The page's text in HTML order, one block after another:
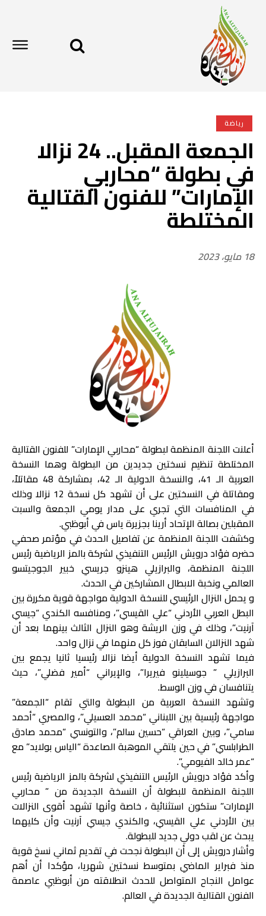
رياضة
الجمعة المقبل.. 24 نزالا
في بطولة “محاربي
الإمارات” للفنون القتالية
المختلطة
18 مايو، 2023
أعلنت اللجنة المنظمة لبطولة “محاربي الإمارات” للفنون القتالية
المختلطة تنظيم نسختين جديدين من البطولة وهما النسخة
العربية الـ 41، والنسخة الدولية الـ 42، بمشاركة 48 مقاتلاً،
ومقاتلة في النسختين على أن تشهد كل نسخة 12 نزالا وذلك
في المنافسات التي تجري على مدار يومي الجمعة والسبت
المقبلين بصالة الإتحاد أرينا بجزيرة ياس في أبوظبي.
وكشفت اللجنة المنظمة عن تفاصيل الحدث في مؤتمر صحفي
حضره فؤاد درويش الرئيس التنفيذي لشركة بالمز الرياضية رئيس
اللجنة المنظمة، والبرازيلي هينزو جريسي خبير الجوجيتسو
العالمي ونخبة الابطال المشاركين في الحدث.
و يحمل النزال الرئيسي للنسخة الدولية مواجهة قوية مكررة بين
البطل العربي الأردني “علي القيسي”، ومنافسه الكندي “جيسي
آرنيت”، وذلك في وزن الريشة وهو النزال الثالث بينهما بعد أن
شهد النزالان السابقان فوز كل منهما في نزال واحد.
فيما تشهد النسخة الدولية أيضا نزالا رئيسيا ثانيا يجمع بين
البرازيلي ” جوسيلينو فيريرا”، والإيراني “أمير فضلي”، حيث
يتنافسان في وزن الوسط.
وتشهد النسخة العربية من البطولة والتي تقام “الجمعة”
مواجهة رئيسية بين اللبناني “محمد العسيلي”، والمصري “أحمد
سامي”، وبين العراقي “حسين سالم”، والتونسي “محمد صادق
الطرابلسي” في حين يلتقي الموهبة الصاعدة “الياس بولايد” مع
“عمر خالد الفيومي”.
وأكد فؤاد درويش الرئيس التنفيذي لشركة بالمز الرياضية رئيس
اللجنة المنظمة للبطولة أن النسخة الجديدة من ” محاربي
الإمارات” ستكون استثنائية ، خاصة وأنها تشهد أقوى النزالات
بين الأردني علي القيسي، والكندي جيسي آرنيت وأن كليهما
يبحث عن لقب دولي جديد للبطولة.
وأشار درويش إلى أن البطولة نجحت في تقديم ثماني نسخ قوية
منذ فبراير الماضي بمتوسط نسختين شهريا، مؤكدا أن أهم
عوامل النجاح المتواصل للحدث انطلاقته من أبوظبي عاصمة
الفنون القتالية الجديدة في العالم.